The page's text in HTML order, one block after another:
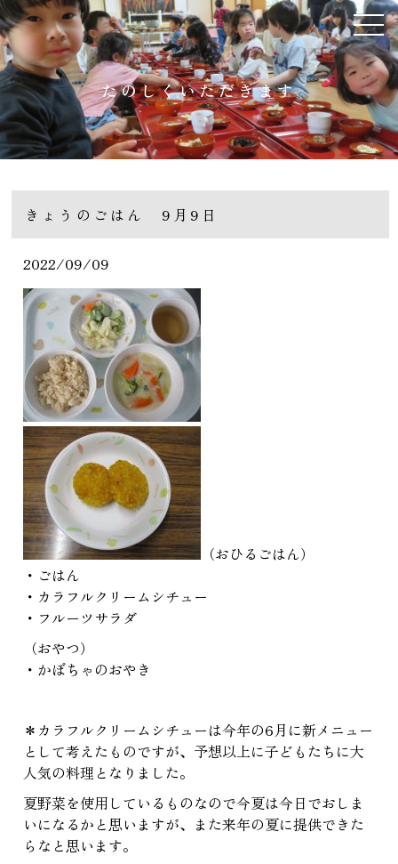
たのしくいただきます
きょうのごはん 9月9日
2022/09/09
（おひるごはん）
・ごはん
・カラフルクリームシチュー
・フルーツサラダ
（おやつ）
・かぼちゃのおやき
＊カラフルクリームシチューは今年の6月に新メニュー
として考えたものですが、予想以上に子どもたちに大
人気の料理となりました。
夏野菜を使用しているものなので今夏は今日でおしま
いになるかと思いますが、また来年の夏に提供できた
らなと思います。